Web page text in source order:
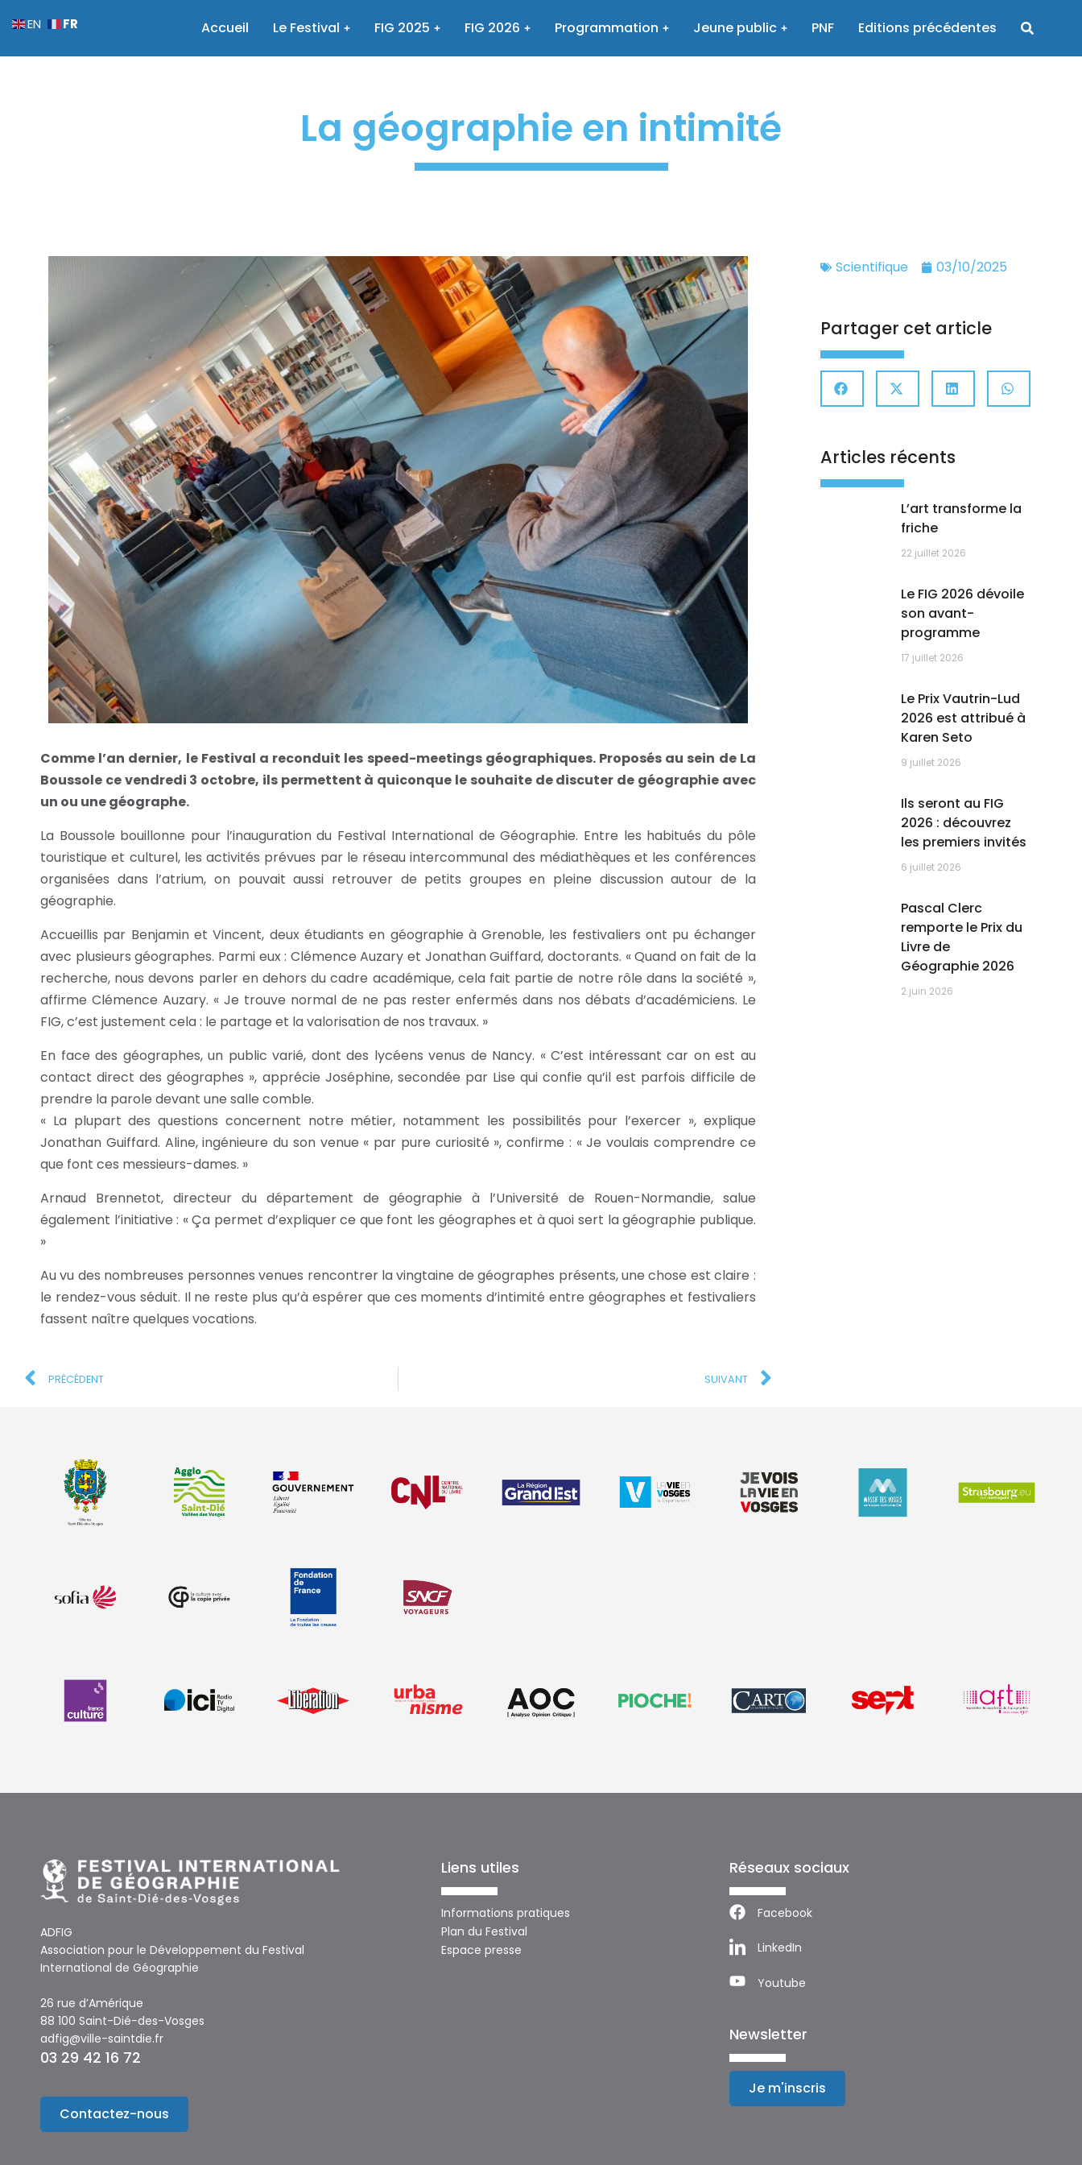
Accueil Le Festival FIG 2025 FIG 2026 Programmation Jeune public PNF Editions précédentes
La géographie en intimité
Comme l’an dernier, le Festival a reconduit les speed-meetings géographiques. Proposés au sein de La
Boussole ce vendredi 3 octobre, ils permettent à quiconque le souhaite de discuter de géographie avec
un ou une géographe.
La Boussole bouillonne pour l’inauguration du Festival International de Géographie. Entre les habitués du pôle
touristique et culturel, les activités prévues par le réseau intercommunal des médiathèques et les conférences
organisées dans l’atrium, on pouvait aussi retrouver de petits groupes en pleine discussion autour de la
géographie.
Accueillis par Benjamin et Vincent, deux étudiants en géographie à Grenoble, les festivaliers ont pu échanger
avec plusieurs géographes. Parmi eux : Clémence Auzary et Jonathan Guiffard, doctorants. « Quand on fait de la
recherche, nous devons parler en dehors du cadre académique, cela fait partie de notre rôle dans la société »,
affirme Clémence Auzary. « Je trouve normal de ne pas rester enfermés dans nos débats d’académiciens. Le
FIG, c’est justement cela : le partage et la valorisation de nos travaux. »
En face des géographes, un public varié, dont des lycéens venus de Nancy. « C’est intéressant car on est au
contact direct des géographes », apprécie Joséphine, secondée par Lise qui confie qu’il est parfois difficile de
prendre la parole devant une salle comble.
« La plupart des questions concernent notre métier, notamment les possibilités pour l’exercer », explique
Jonathan Guiffard. Aline, ingénieure du son venue « par pure curiosité », confirme : « Je voulais comprendre ce
que font ces messieurs-dames. »
Arnaud Brennetot, directeur du département de géographie à l’Université de Rouen-Normandie, salue
également l’initiative : « Ça permet d’expliquer ce que font les géographes et à quoi sert la géographie publique.
»
Au vu des nombreuses personnes venues rencontrer la vingtaine de géographes présents, une chose est claire :
le rendez-vous séduit. Il ne reste plus qu’à espérer que ces moments d’intimité entre géographes et festivaliers
fassent naître quelques vocations.
PRÉCÉDENT SUIVANT
Scientifique 03/10/2025
Partager cet article
Articles récents
L’art transforme la
friche
22 juillet 2026
Le FIG 2026 dévoile
son avant-
programme
17 juillet 2026
Le Prix Vautrin-Lud
2026 est attribué à
Karen Seto
9 juillet 2026
Ils seront au FIG
2026 : découvrez
les premiers invités
6 juillet 2026
Pascal Clerc
remporte le Prix du
Livre de
Géographie 2026
2 juin 2026
ADFIG
Association pour le Développement du Festival
International de Géographie
26 rue d’Amérique
88 100 Saint-Dié-des-Vosges
adfig@ville-saintdie.fr
03 29 42 16 72
Contactez-nous
Liens utiles
Informations pratiques
Plan du Festival
Espace presse
Réseaux sociaux
Facebook
LinkedIn
Youtube
Newsletter
Je m'inscris
EN FR